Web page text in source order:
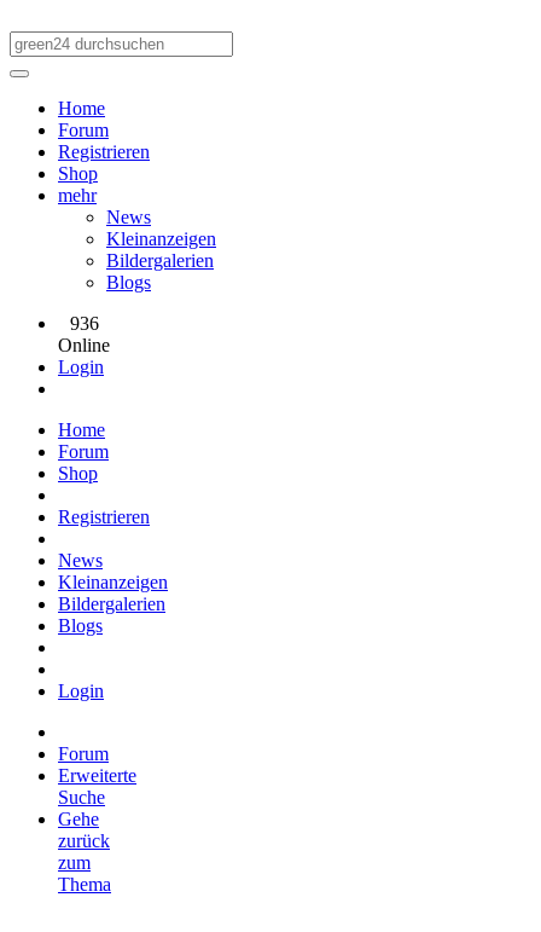
Home
Forum
Registrieren
Shop
mehr
News
Kleinanzeigen
Bildergalerien
Blogs
936
Online
Login
Home
Forum
Shop
Registrieren
News
Kleinanzeigen
Bildergalerien
Blogs
Login
Forum
Erweiterte
Suche
Gehe
zurück
zum
Thema